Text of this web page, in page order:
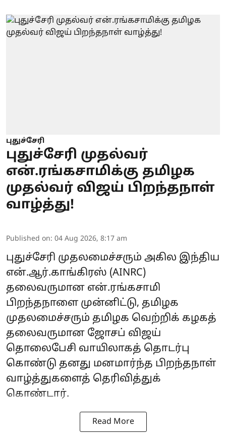
புதுச்சேரி
புதுச்சேரி முதல்வர்
என்.ரங்கசாமிக்கு தமிழக
முதல்வர் விஜய் பிறந்தநாள்
வாழ்த்து!
Published on: 04 Aug 2026, 8:17 am
புதுச்சேரி முதலமைச்சரும் அகில இந்திய
என்.ஆர்.காங்கிரஸ் (AINRC)
தலைவருமான என்.ரங்கசாமி
பிறந்தநாளை முன்னிட்டு, தமிழக
முதலமைச்சரும் தமிழக வெற்றிக் கழகத்
தலைவருமான ஜோசப் விஜய்
தொலைபேசி வாயிலாகத் தொடர்பு
கொண்டு தனது மனமார்ந்த பிறந்தநாள்
வாழ்த்துகளைத் தெரிவித்துக்
கொண்டார்.
Read More